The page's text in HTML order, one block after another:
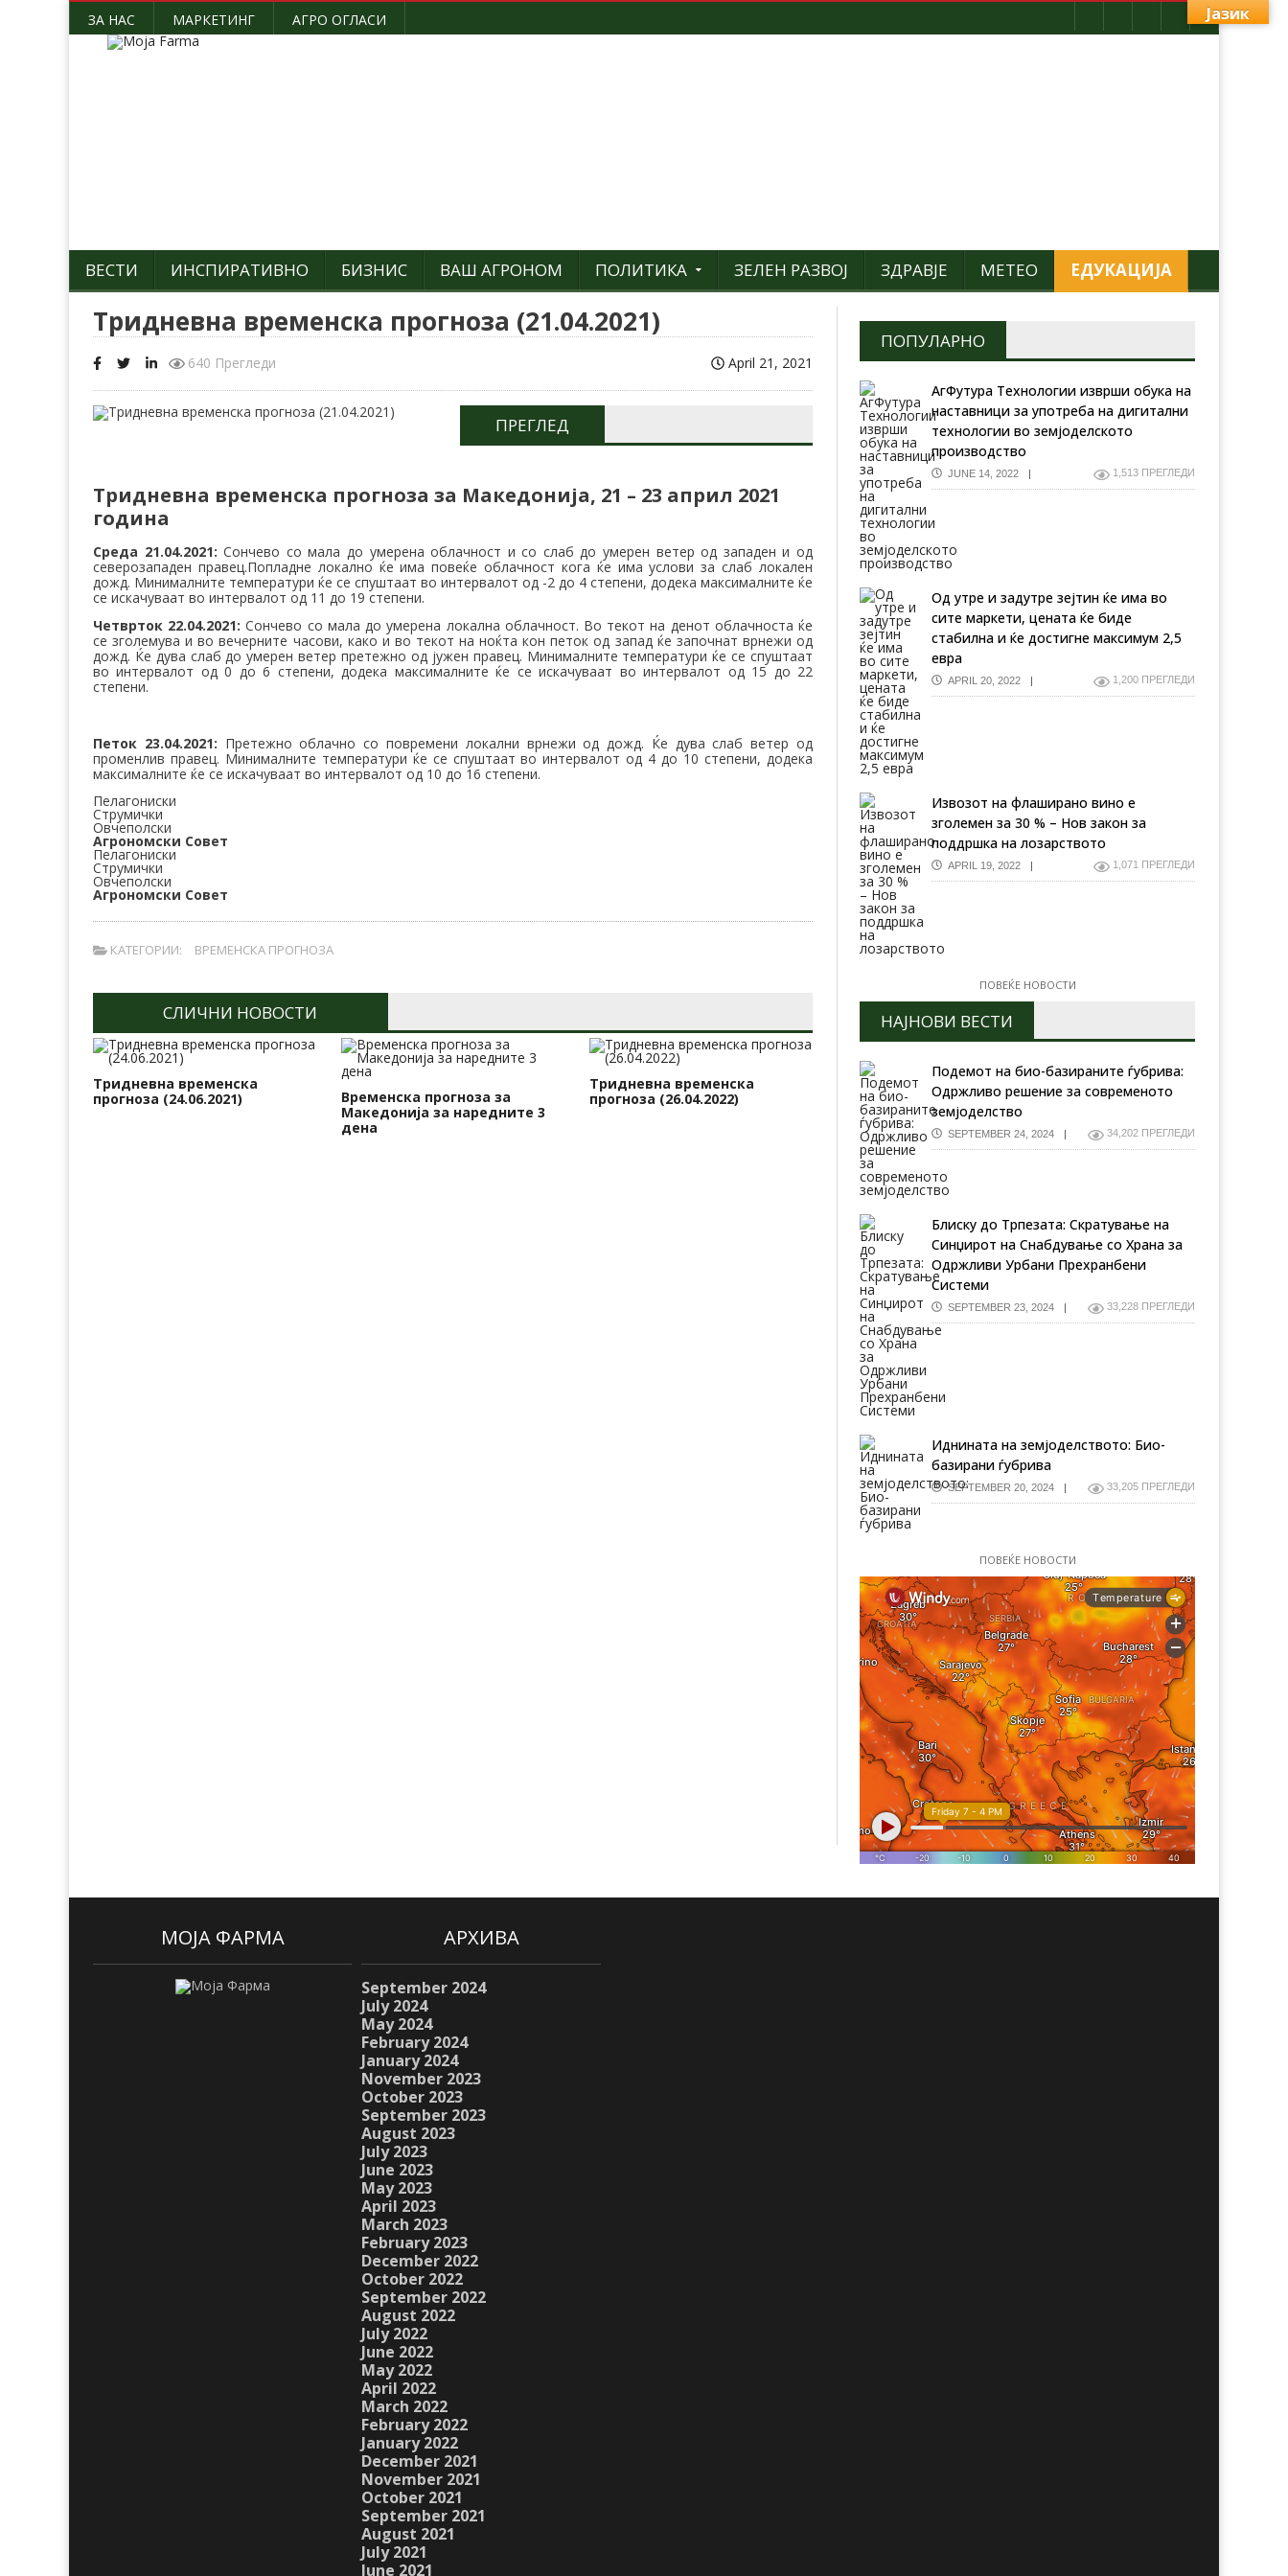
ЗА НАС МАРКЕТИНГ АГРО ОГЛАСИ
ВЕСТИ ИНСПИРАТИВНО БИЗНИС ВАШ АГРОНОМ ПОЛИТИКА ЗЕЛЕН РАЗВОЈ ЗДРАВЈЕ МЕТЕО ЕДУКАЦИЈА
Тридневна временска прогноза (21.04.2021)
640 Прегледи April 21, 2021
ПРЕГЛЕД
Тридневна временска прогноза за Македонија, 21 – 23 април 2021
година
Среда 21.04.2021: Сончево со мала до умерена облачност и со слаб до умерен ветер од западен и од
северозападен правец.Попладне локално ќе има повеќе облачност кога ќе има услови за слаб локален
дожд. Минималните температури ќе се спуштаат во интервалот од -2 до 4 степени, додека максималните ќе
се искачуваат во интервалот од 11 до 19 степени.
Четврток 22.04.2021:Сончево со мала до умерена локална облачност. Во текот на денот облачноста ќе
се зголемува и во вечерните часови, како и во текот на ноќта кон петок од запад ќе започнат врнежи од
дожд. Ќе дува слаб до умерен ветер претежно од јужен правец. Минималните температури ќе се спуштаат
во интервалот од 0 до 6 степени, додека максималните ќе се искачуваат во интервалот од 15 до 22
степени.
Петок 23.04.2021: Претежно облачно со повремени локални врнежи од дожд. Ќе дува слаб ветер од
променлив правец. Минималните температури ќе се спуштаат во интервалот од 4 до 10 степени, додека
максималните ќе се искачуваат во интервалот од 10 до 16 степени.
Пелагониски
Струмички
Овчеполски
Агрономски Совет
Пелагониски
Струмички
Овчеполски
Агрономски Совет
КАТЕГОРИИ: ВРЕМЕНСКА ПРОГНОЗА
СЛИЧНИ НОВОСТИ
Тридневна временска
прогноза (24.06.2021)
Временска прогноза за
Македонија за наредните 3
дена
Тридневна временска
прогноза (26.04.2022)
Тридневна временска
прогноза (20.05.2022)
Тридневна временска
прогноза (20.10.2021)
ПОПУЛАРНО
АгФутура Технологии изврши обука на
наставници за употреба на дигитални
технологии во земјоделското
производство
JUNE 14, 2022 1,513 ПРЕГЛЕДИ
Од утре и задутре зејтин ќе има во
сите маркети, цената ќе биде
стабилна и ќе достигне максимум 2,5
евра
APRIL 20, 2022 1,200 ПРЕГЛЕДИ
Извозот на флаширано вино е
зголемен за 30 % – Нов закон за
поддршка на лозарството
APRIL 19, 2022 1,071 ПРЕГЛЕДИ
ПОВЕЌЕ НОВОСТИ
НАЈНОВИ ВЕСТИ
Подемот на био-базираните ѓубрива:
Одржливо решение за современото
земјоделство
SEPTEMBER 24, 2024 34,202 ПРЕГЛЕДИ
Блиску до Трпезата: Скратување на
Синџирот на Снабдување со Храна за
Одржливи Урбани Прехранбени
Системи
SEPTEMBER 23, 2024 33,228 ПРЕГЛЕДИ
Иднината на земјоделството: Био-
базирани ѓубрива
SEPTEMBER 20, 2024 33,205 ПРЕГЛЕДИ
ПОВЕЌЕ НОВОСТИ
МОЈА ФАРМА АРХИВА
September 2024
July 2024
May 2024
February 2024
January 2024
November 2023
October 2023
September 2023
August 2023
July 2023
June 2023
May 2023
April 2023
March 2023
February 2023
December 2022
October 2022
September 2022
August 2022
July 2022
June 2022
May 2022
April 2022
March 2022
February 2022
January 2022
December 2021
November 2021
October 2021
September 2021
August 2021
July 2021
June 2021
Јазик